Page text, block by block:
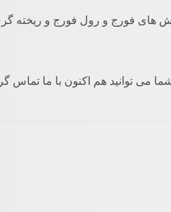
های فورج و رول فورج و ریخته
شما می توانید هم اکنون با ما